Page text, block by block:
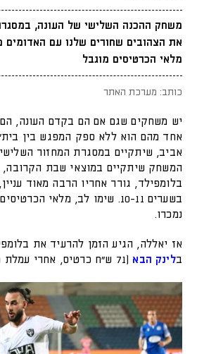
משחק ההכנה השלישי של העונה,
את הצהובים שחורים שלנו עם האדומים
מלאי הכרטיסים מוגבל
כותב: מערכת האתר
יש משחקים שגם אם הם בקדם העונה, הם
אחד מהם הוא ללא ספק המפגש בין
אביב, שיתקיים במסגרת המחזור
בלומפילד, גורר אחריו הרבה מאוד
בשערים 10-11. שימו לב, מלאי
נמכרו.
אז יאללה, הגיע הזמן להרעיד את
בלינק הבא (71 ש"ח כרטיס, אחרי עמלת משרד הכרטיסים).